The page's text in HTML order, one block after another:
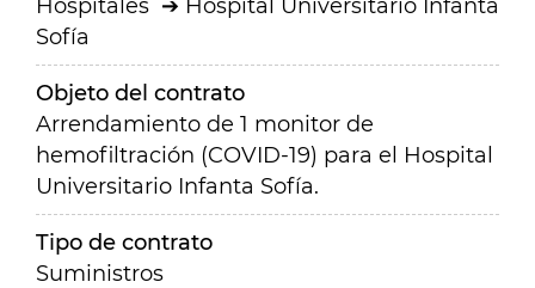
Hospitales
Hospital Universitario Infanta
Sofía
Objeto del contrato
Arrendamiento de 1 monitor de
hemofiltración (COVID-19) para el Hospital
Universitario Infanta Sofía.
Tipo de contrato
Suministros